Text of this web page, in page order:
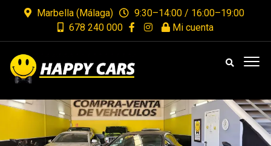
Marbella (Málaga)
9:30–14:00 / 16:00–19:00
678 240 000
Mi cuenta